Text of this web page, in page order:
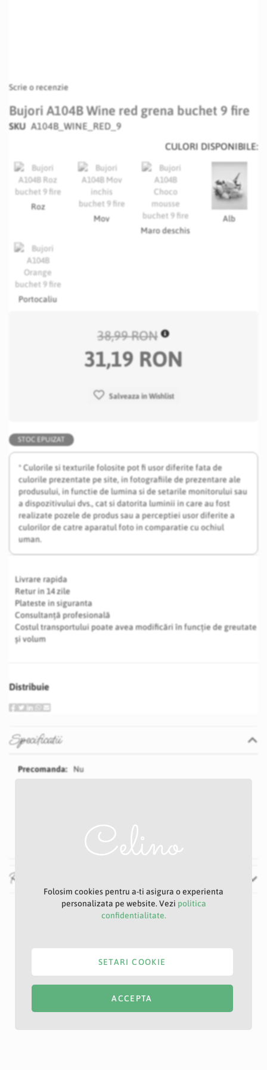
Scrie o recenzie
Bujori A104B Wine red grena buchet 9 fire
SKU A104B_WINE_RED_9
STOC EPUIZAT
* Culorile si texturile folosite pot fi usor diferite fata de
culorile prezentate pe site, in fotografiile de prezentare ale
produsului, in functie de lumina si de setarile monitorului sau
a dispozitivului dvs., cat si datorita luminii in care au fost
realizate pozele de produs sau a perceptiei usor diferite a
culorilor de catre aparatul foto in comparatie cu ochiul
uman.
Livrare rapida
Retur in 14 zile
Plateste in siguranta
Consultanță profesională
Costul transportului poate avea modificări în funcție de greutate
și volum
Distribuie
CULORI DISPONIBILE:
Roz
Mov
Maro deschis
Alb
Portocaliu
38,99 RON
31,19 RON
Salveaza in Wishlist
Specificatii
Specificatii
Nu
52 cm
Recenzii
Folosim cookies pentru a-ti asigura o experienta
personalizata pe website. Vezi politica
confidentialitate.
ACCEPTA
SETARI COOKIE